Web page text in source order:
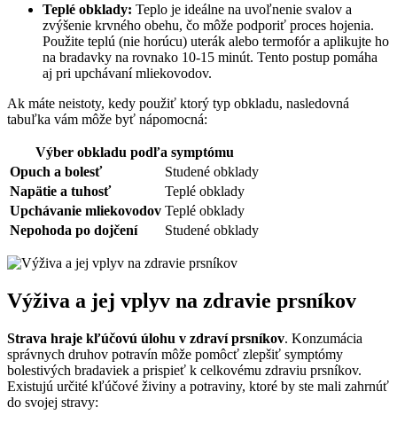
Teplé obklady: Teplo je ideálne na uvoľnenie svalov a
zvýšenie krvného obehu, čo môže podporiť proces hojenia.
Použite teplú (nie horúcu) uterák alebo termofór a aplikujte ho
na bradavky na rovnako 10-15 minút. Tento postup pomáha
aj pri upchávaní mliekovodov.
Ak máte neistoty, kedy použiť ktorý typ obkladu, nasledovná
tabuľka vám môže byť nápomocná:
Výber obkladu podľa symptómu
Opuch a bolesť
Studené obklady
Napätie a tuhosť
Teplé obklady
Upchávanie mliekovodov Teplé obklady
Nepohoda po dojčení
Studené obklady
Výživa a jej vplyv na zdravie prsníkov
Strava hraje kľúčovú úlohu v zdraví prsníkov. Konzumácia
správnych druhov potravín môže pomôcť zlepšiť symptómy
bolestivých bradaviek a prispieť k celkovému zdraviu prsníkov.
Existujú určité kľúčové živiny a potraviny, ktoré by ste mali zahrnúť
do svojej stravy: